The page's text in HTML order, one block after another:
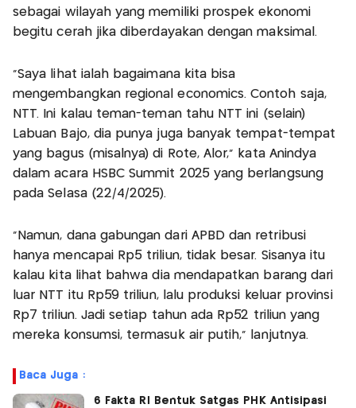
sebagai wilayah yang memiliki prospek ekonomi
begitu cerah jika diberdayakan dengan maksimal.
"Saya lihat ialah bagaimana kita bisa
mengembangkan regional economics. Contoh saja,
NTT. Ini kalau teman-teman tahu NTT ini (selain)
Labuan Bajo, dia punya juga banyak tempat-tempat
yang bagus (misalnya) di Rote, Alor," kata Anindya
dalam acara HSBC Summit 2025 yang berlangsung
pada Selasa (22/4/2025).
"Namun, dana gabungan dari APBD dan retribusi
hanya mencapai Rp5 triliun, tidak besar. Sisanya itu
kalau kita lihat bahwa dia mendapatkan barang dari
luar NTT itu Rp59 triliun, lalu produksi keluar provinsi
Rp7 triliun. Jadi setiap tahun ada Rp52 triliun yang
mereka konsumsi, termasuk air putih," lanjutnya.
Baca Juga :
6 Fakta RI Bentuk Satgas PHK Antisipasi